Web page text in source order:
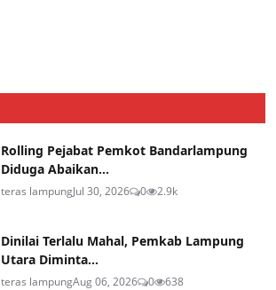
Rolling Pejabat Pemkot Bandarlampung
Diduga Abaikan...
teras lampungJul 30, 2026 0 2.9k
Dinilai Terlalu Mahal, Pemkab Lampung
Utara Diminta...
teras lampungAug 06, 2026 0 638